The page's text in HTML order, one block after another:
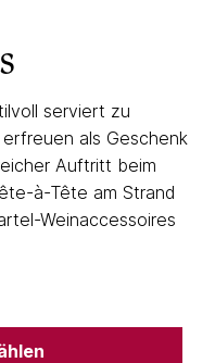
serviert zu
als Geschenk
Auftritt beim
à-Tête am Strand
Weinaccessoires